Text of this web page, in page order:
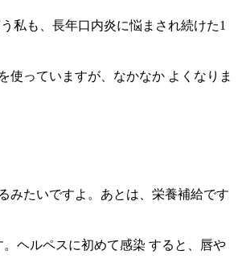
私も、長年口内炎に悩まされ続けた1
使っていますが、なかなか よくなりま
みたいですよ。あとは、栄養補給です
ヘルペスに初めて感染 すると、唇や